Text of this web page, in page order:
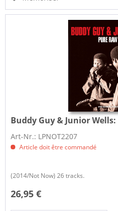
Buddy Guy & Junior Wells:
Art-Nr.: LPNOT2207
Article doit être commandé
(2014/Not Now) 26 tracks.
26,95 €